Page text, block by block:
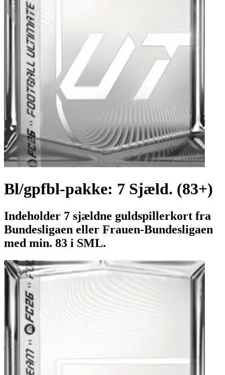
Bl/gpfbl-pakke: 7 Sjæld. (83+)
Indeholder 7 sjældne guldspillerkort fra
Bundesligaen eller Frauen-Bundesligaen
med min. 83 i SML.